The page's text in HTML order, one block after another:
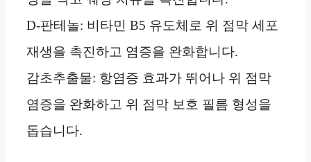
D-판테놀: 비타민 B5 유도체로 위 점막 세포
재생을 촉진하고 염증을 완화합니다.
감초추출물: 항염증 효과가 뛰어나 위 점막
염증을 완화하고 위 점막 보호 필름 형성을
돕습니다.